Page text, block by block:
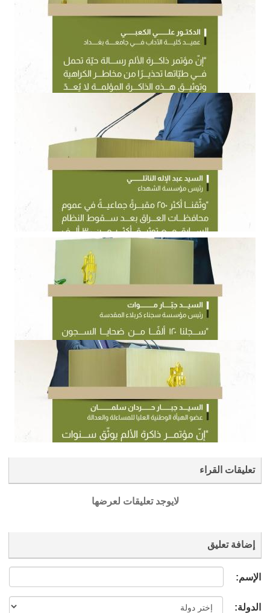
تعليقات القراء
لايوجد تعليقات لعرضها
إضافة تعليق
الإسم:
الدولة: